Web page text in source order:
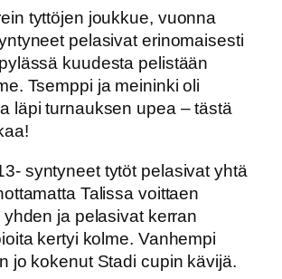
tyttöjen joukkue, vuonna
pelasivat erinomaisesti
kuudesta pelistään
Tsemppi ja meininki oli
läpi turnauksen upea – tästä
syntyneet tytöt pelasivat yhtä
Talissa voittaen
ja pelasivat kerran
kertyi kolme. Vanhempi
jo kokenut Stadi cupin kävijä.